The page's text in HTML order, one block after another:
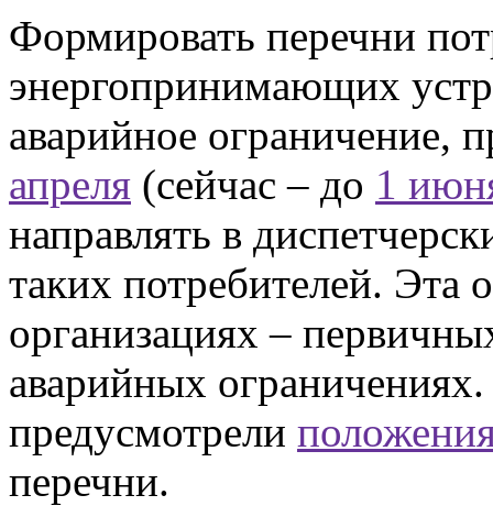
Формировать перечни
энергопринимающих
аварийное ограничение,
апреля (сейчас – до 1
направлять в
таких потребителей. Эта
организациях –
аварийных
предусмотрели
перечни.